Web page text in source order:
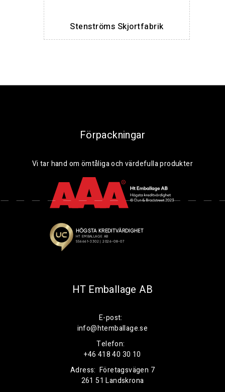
Stenströms Skjortfabrik
Förpackningar
Vi tar hand om ömtåliga och värdefulla produkter
HT Emballage AB
E-post:
info@htemballage.se
Telefon:
+46 418 40 30 10
Adress: Företagsvägen 7
261 51 Landskrona